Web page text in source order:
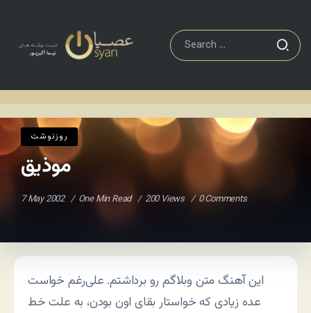
روزنوشت
موذیق
7 May 2002 One Min Read 200 Views 0 Comments
این آهنگ متن وبلاگم رو برداشتم. علی‌رغم خواست
عده زیادی که خواستار بقای اون بودن، به علت خط